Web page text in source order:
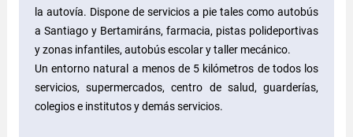
la autovía. Dispone de servicios a pie tales como autobús
a Santiago y Bertamiráns, farmacia, pistas polideportivas
y zonas infantiles, autobús escolar y taller mecánico.
Un entorno natural a menos de 5 kilómetros de todos los
servicios, supermercados, centro de salud, guarderías,
colegios e institutos y demás servicios.